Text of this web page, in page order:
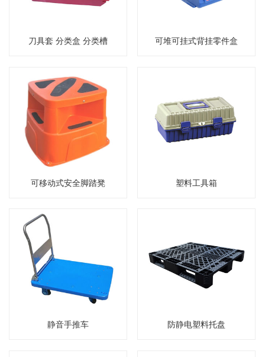
刀具套 分类盒 分类槽 可堆可挂式背挂零件盒
可移动式安全脚踏凳 塑料工具箱
静音手推车 防静电塑料托盘